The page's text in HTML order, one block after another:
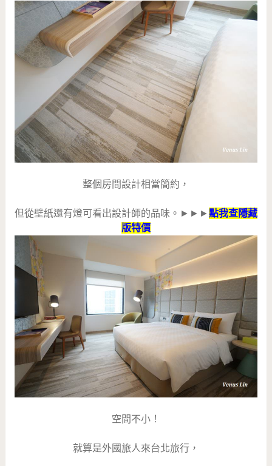
整個房間設計相當簡約，
但從壁紙還有燈可看出設計師的品味。►►► 點我查隱藏
版特價
空間不小！
就算是外國旅人來台北旅行，